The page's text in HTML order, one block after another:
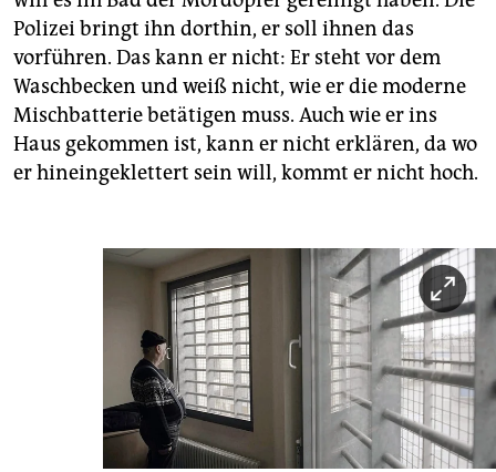
Polizei bringt ihn dorthin, er soll ihnen das
vorführen. Das kann er nicht: Er steht vor dem
Waschbecken und weiß nicht, wie er die moderne
Mischbatterie betätigen muss. Auch wie er ins
Haus gekommen ist, kann er nicht erklären, da wo
er hineingeklettert sein will, kommt er nicht hoch.